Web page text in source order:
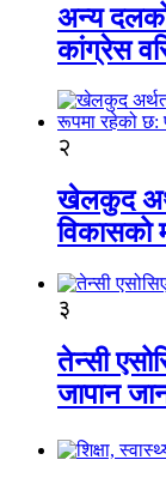
अन्य दलको
कांग्रेस
२
खेलकुद
विकासको
३
तेन्सी
जापान